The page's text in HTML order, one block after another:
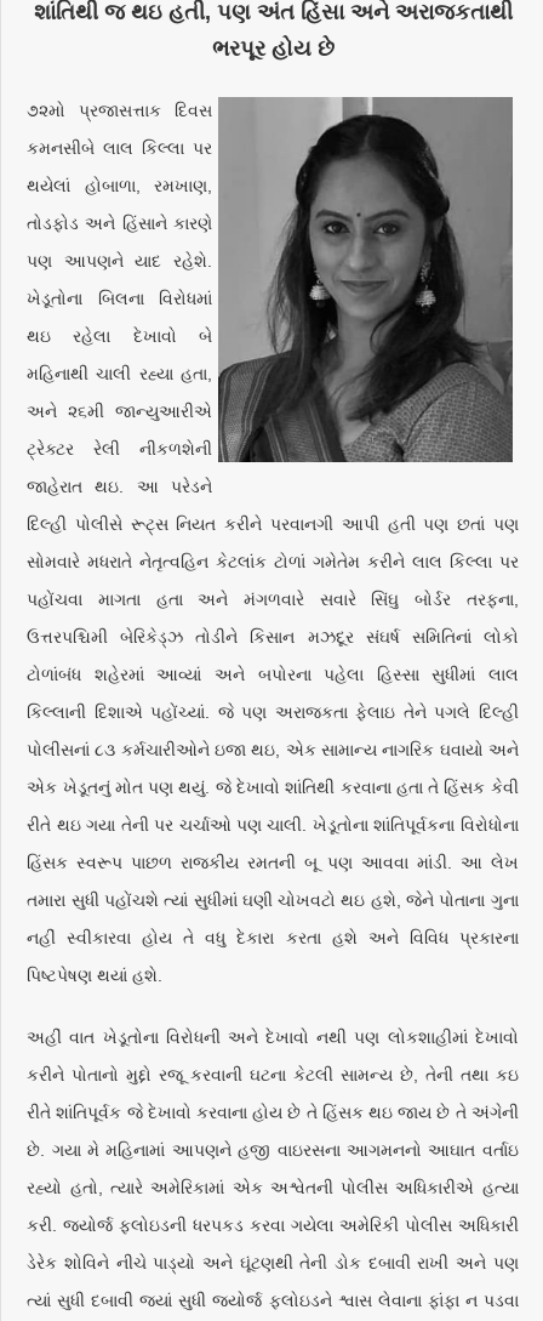
શાંતિથી જ થઇ હતી, પણ અંત હિંસા અને અરાજકતાથી
ભરપૂર હોય છે
૭૨મો પ્રજાસત્તાક દિવસ
કમનસીબે લાલ કિલ્લા પર
થયેલાં હોબાળા, રમખાણ,
તોડફોડ અને હિંસાને કારણે
પણ આપણને યાદ રહેશે.
ખેડૂતોના બિલના વિરોધમાં
થઇ રહેલા દેખાવો બે
મહિનાથી ચાલી રહ્યા હતા,
અને ૨૬મી જાન્યુઆરીએ
ટ્રેક્ટર રેલી નીકળશેની
જાહેરાત થઇ. આ પરેડને
દિલ્હી પોલીસે રૂટ્સ નિયત કરીને પરવાનગી આપી હતી પણ છતાં પણ
સોમવારે મધરાતે નેતૃત્વહિન કેટલાંક ટોળાં ગમેતેમ કરીને લાલ કિલ્લા પર
પહોંચવા માગતા હતા અને મંગળવારે સવારે સિંઘુ બોર્ડર તરફના,
ઉત્તરપશ્ચિમી બેરિકેડ્ઝ તોડીને કિસાન મઝદૂર સંઘર્ષ સમિતિનાં લોકો
ટોળાંબંધ શહેરમાં આવ્યાં અને બપોરના પહેલા હિસ્સા સુધીમાં લાલ
કિલ્લાની દિશાએ પહોંચ્યાં. જે પણ અરાજકતા ફેલાઇ તેને પગલે દિલ્હી
પોલીસનાં ૮૩ કર્મચારીઓને ઇજા થઇ, એક સામાન્ય નાગરિક ઘવાયો અને
એક ખેડૂતનું મોત પણ થયું. જે દેખાવો શાંતિથી કરવાના હતા તે હિંસક કેવી
રીતે થઇ ગયા તેની પર ચર્ચાઓ પણ ચાલી. ખેડૂતોના શાંતિપૂર્વકના વિરોધોના
હિંસક સ્વરૂપ પાછળ રાજકીય રમતની બૂ પણ આવવા માંડી. આ લેખ
તમારા સુધી પહોંચશે ત્યાં સુધીમાં ઘણી ચોખવટો થઇ હશે, જેને પોતાના ગુના
નહીં સ્વીકારવા હોય તે વધુ દેકારા કરતા હશે અને વિવિધ પ્રકારના
પિષ્ટપેષણ થયાં હશે.
અહીં વાત ખેડૂતોના વિરોધની અને દેખાવો નથી પણ લોકશાહીમાં દેખાવો
કરીને પોતાનો મુદ્દો રજૂ કરવાની ઘટના કેટલી સામન્ય છે, તેની તથા કઇ
રીતે શાંતિપૂર્વક જે દેખાવો કરવાના હોય છે તે હિંસક થઇ જાય છે તે અંગેની
છે. ગયા મે મહિનામાં આપણને હજી વાઇરસના આગમનનો આઘાત વર્તાઇ
રહ્યો હતો, ત્યારે અમેરિકામાં એક અશ્વેતની પોલીસ અધિકારીએ હત્યા
કરી. જ્યોર્જ ફ્લોઇડની ધરપકડ કરવા ગયેલા અમેરિકી પોલીસ અધિકારી
ડેરેક શોવિને નીચે પાડ્યો અને ઘૂંટણથી તેની ડોક દબાવી રાખી અને પણ
ત્યાં સુધી દબાવી જ્યાં સુધી જ્યોર્જ ફ્લોઇડને શ્વાસ લેવાના ફાંફા ન પડવા